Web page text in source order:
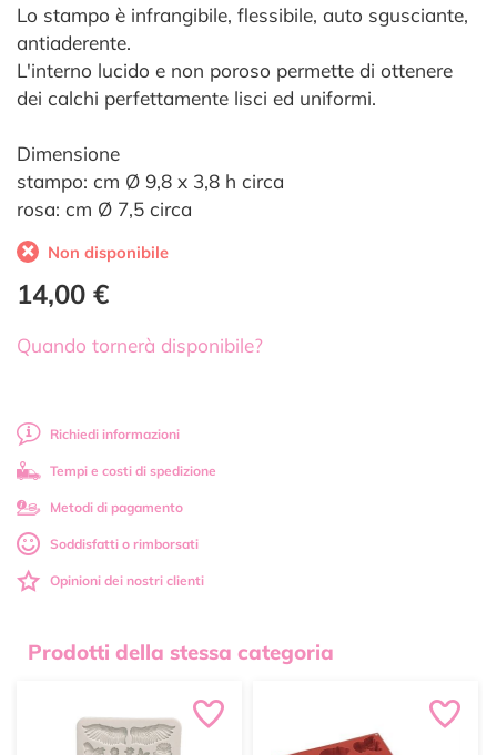
Lo stampo è infrangibile, flessibile, auto sgusciante,
antiaderente.
L'interno lucido e non poroso permette di ottenere
dei calchi perfettamente lisci ed uniformi.
Dimensione
stampo: cm Ø 9,8 x 3,8 h circa
rosa: cm Ø 7,5 circa
Non disponibile
14,00 €
Quando tornerà disponibile?
Richiedi informazioni
Tempi e costi di spedizione
Metodi di pagamento
Soddisfatti o rimborsati
Opinioni dei nostri clienti
Prodotti della stessa categoria